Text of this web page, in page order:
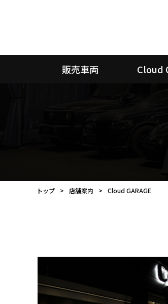
販売車両 Cloud
トップ 店舗案内 Cloud GARAGE